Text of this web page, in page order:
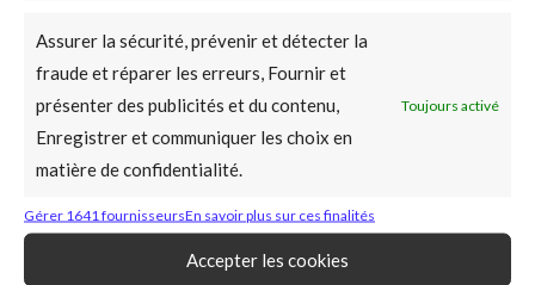
Assurer la sécurité, prévenir et détecter la
fraude et réparer les erreurs, Fournir et
présenter des publicités et du contenu,
Enregistrer et communiquer les choix en
matière de confidentialité.
Toujours activé
Gérer 1641 fournisseursEn savoir plus sur ces finalités
Accepter les cookies
Pour toute information :
03 26 91 07 23